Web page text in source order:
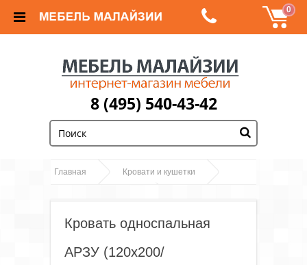
0
8 (495) 540-43-42
Главная Кровати и кушетки
односпальная АРЗУ (120х200/металлическое
основание) Белый
Кровать односпальная
АРЗУ (120х200/